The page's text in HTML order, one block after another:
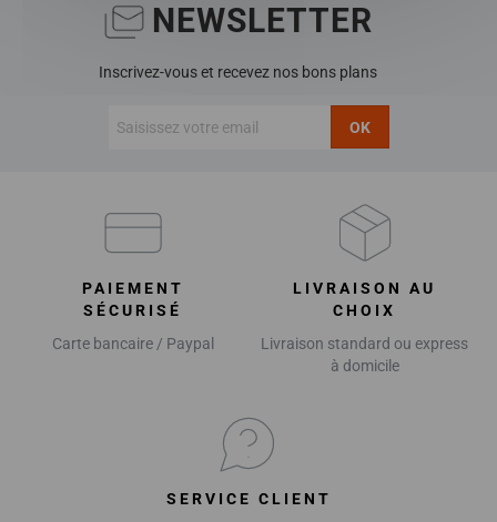
NEWSLETTER
Inscrivez-vous et recevez nos bons plans
OK
PAIEMENT
SÉCURISÉ
Carte bancaire / Paypal
LIVRAISON AU
CHOIX
Livraison standard ou express
à domicile
SERVICE CLIENT